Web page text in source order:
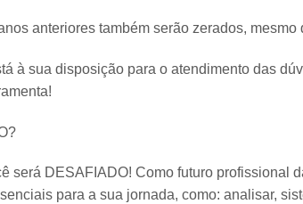
anteriores também serão zerados, mesmo
à sua disposição para o atendimento das
será DESAFIADO! Como futuro profissional
para a sua jornada, como: analisar,